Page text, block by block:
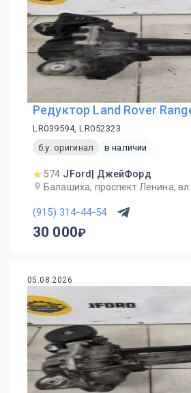
Редуктор Land Rover
LR039594, LR052323
б.у. оригинал
в наличии
574 JFord| ДжейФорд
Балашиха, проспект Ленина,
(915) 314-44-54
30 000
05.08.2026